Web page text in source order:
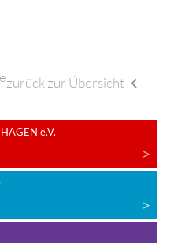
zurück zur Übersicht
e.V.